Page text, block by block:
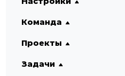
Команда
Проекты
Задачи